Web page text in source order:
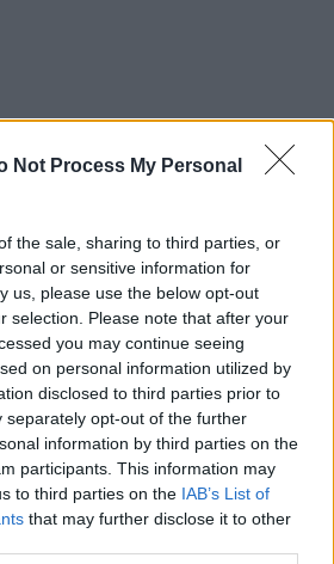
Not Process My Personal
the sale, sharing to third parties, or
or sensitive information for
us, please use the below opt-out
selection. Please note that after your
you may continue seeing
on personal information utilized by
disclosed to third parties prior to
separately opt-out of the further
information by third parties on the
participants. This information may
to third parties on the IAB’s List of
that may further disclose it to other
+ Clavulan) (141)